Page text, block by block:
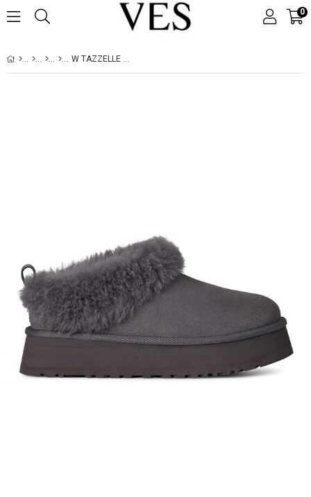
0
W TAZZELLE OBSIDIAN 1171393